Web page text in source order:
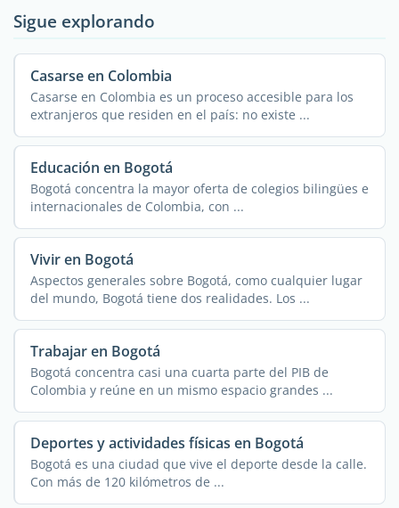
Sigue explorando
Casarse en Colombia
Casarse en Colombia es un proceso accesible para los
extranjeros que residen en el país: no existe ...
Educación en Bogotá
Bogotá concentra la mayor oferta de colegios bilingües e
internacionales de Colombia, con ...
Vivir en Bogotá
Aspectos generales sobre Bogotá, como cualquier lugar
del mundo, Bogotá tiene dos realidades. Los ...
Trabajar en Bogotá
Bogotá concentra casi una cuarta parte del PIB de
Colombia y reúne en un mismo espacio grandes ...
Deportes y actividades físicas en Bogotá
Bogotá es una ciudad que vive el deporte desde la calle.
Con más de 120 kilómetros de ...